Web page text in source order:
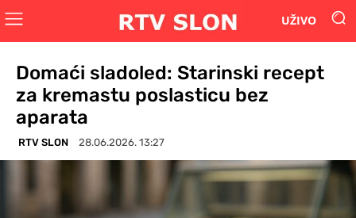
UŽIVO
Domaći sladoled: Starinski recept
za kremastu poslasticu bez
aparata
RTV SLON 28.06.2026. 13:27